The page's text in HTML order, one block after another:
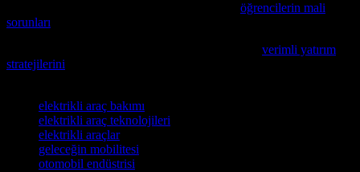
öğrencilerin mali
sorunları
verimli yatırım
stratejilerini
elektrikli araç bakımı
elektrikli araç teknolojileri
elektrikli araçlar
geleceğin mobilitesi
otomobil endüstrisi